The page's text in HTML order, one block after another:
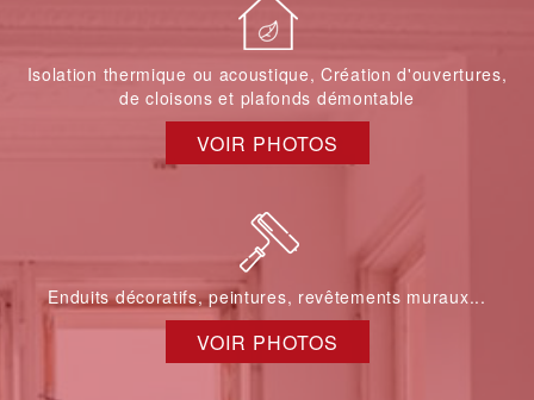
Isolation thermique ou acoustique, Création d'ouvertures,
de cloisons et plafonds démontable
VOIR PHOTOS
Enduits décoratifs, peintures, revêtements muraux...
VOIR PHOTOS